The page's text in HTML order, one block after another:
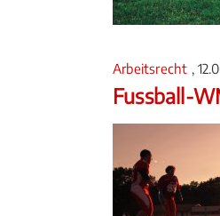
Arbeitsrecht ,
Fussball-